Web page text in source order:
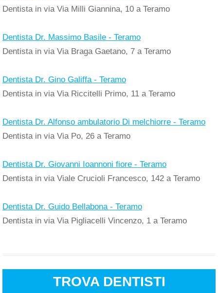
Dentista in via Via Milli Giannina, 10 a Teramo
Dentista Dr. Massimo Basile - Teramo
Dentista in via Via Braga Gaetano, 7 a Teramo
Dentista Dr. Gino Galiffa - Teramo
Dentista in via Via Riccitelli Primo, 11 a Teramo
Dentista Dr. Alfonso ambulatorio Di melchiorre - Teramo
Dentista in via Via Po, 26 a Teramo
Dentista Dr. Giovanni Ioannoni fiore - Teramo
Dentista in via Viale Crucioli Francesco, 142 a Teramo
Dentista Dr. Guido Bellabona - Teramo
Dentista in via Via Pigliacelli Vincenzo, 1 a Teramo
TROVA DENTISTI